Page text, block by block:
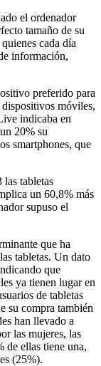
el ordenador
tamaño de su
cada día
información,
preferido para
móviles,
indicaba en
20% su
smartphones, que
tabletas
un 60,8% más
supuso el
que ha
tabletas. Un dato
que
ya tienen lugar en
de tabletas
su compra también
han llevado a
las mujeres, las
de ellas tiene una,
(25%).